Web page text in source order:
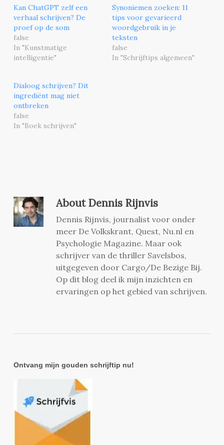
Kan ChatGPT zelf een
verhaal schrijven? De
proef op de som
false
In "Kunstmatige
intelligentie"
Synoniemen zoeken: 11
tips voor gevarieerd
woordgebruik in je
teksten
false
In "Schrijftips algemeen"
Dialoog schrijven? Dit
ingrediënt mag niet
ontbreken
false
In "Boek schrijven"
AboutDennis Rijnvis
Dennis Rijnvis, journalist voor onder
meer De Volkskrant, Quest, Nu.nl en
Psychologie Magazine. Maar ook
schrijver van de thriller Savelsbos,
uitgegeven door Cargo/De Bezige Bij.
Op dit blog deel ik mijn inzichten en
ervaringen op het gebied van schrijven.
Ontvang mijn gouden schrijftip nu!